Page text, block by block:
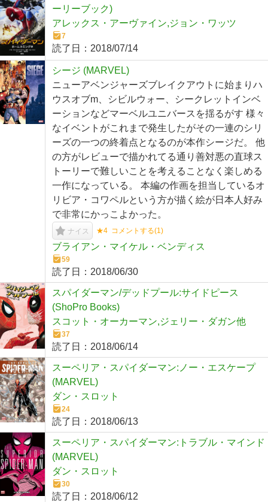
ーリーブック)
アレックス・アーヴァイン,ジョン・ワッツ
7
読了日： 2018/07/14
シージ (MARVEL)
ニューアベンジャーズブレイクアウトに始まりハ
ウスオブm、シビルウォー、シークレットインベ
ーションなどマーベルユニバースを揺るがす 様々
なイベントがこれまで発生したがその一連のシリ
ーズの一つの終着点となるのが本作シージだ。 他
の方がレビューで描かれてる通り善対悪の直球ス
トーリーで難しいことを考えることなく楽しめる
一作になっている。 本編の作画を担当しているオ
リビア・コワペルという方が描く絵が日本人好み
で非常にかっこよかった。
ナイス ★4 コメントする(1 )
ブライアン・マイケル・ベンディス
59
読了日： 2018/06/30
スパイダーマン/デッドプール:サイドピース
(ShoPro Books)
スコット・オーカーマン,ジェリー・ダガン他
37
読了日： 2018/06/14
スーペリア・スパイダーマン:ノー・エスケープ
(MARVEL)
ダン・スロット
24
読了日： 2018/06/13
スーペリア・スパイダーマン:トラブル・マインド
(MARVEL)
ダン・スロット
30
読了日： 2018/06/12